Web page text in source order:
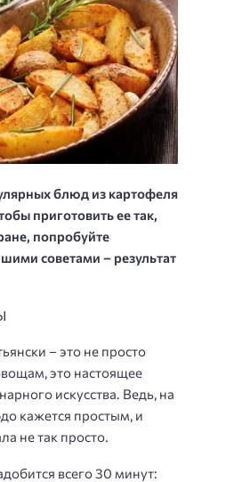
блюд из картофеля
приготовить ее так,
попробуйте
советами – результат
– это не просто
это настоящее
искусства. Ведь, на
кажется простым, и
не так просто.
всего 30 минут: